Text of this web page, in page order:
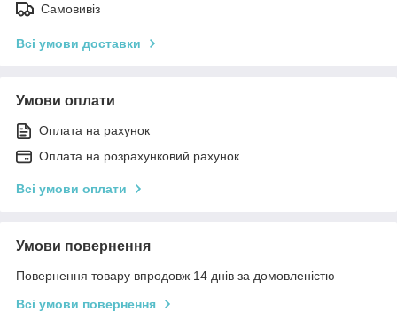
Самовивіз
Всі умови доставки
Умови оплати
Оплата на рахунок
Оплата на розрахунковий рахунок
Всі умови оплати
Умови повернення
Повернення товару впродовж 14 днів за домовленістю
Всі умови повернення